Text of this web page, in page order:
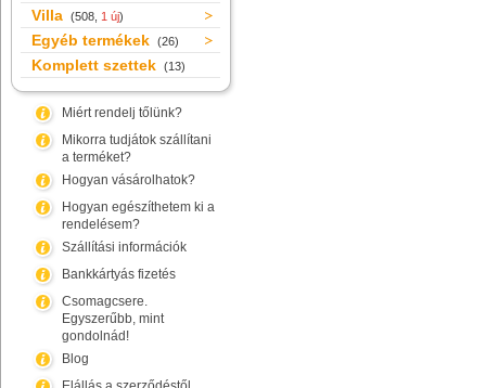
Villa (508, 1 új)
Egyéb termékek (26)
Komplett szettek (13)
Miért rendelj tőlünk?
Mikorra tudjátok szállítani
a terméket?
Hogyan vásárolhatok?
Hogyan egészíthetem ki a
rendelésem?
Szállítási információk
Bankkártyás fizetés
Csomagcsere.
Egyszerűbb, mint
gondolnád!
Blog